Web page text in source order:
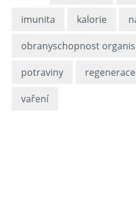
imunita kalorie
obranyschopnost
potraviny
vaření